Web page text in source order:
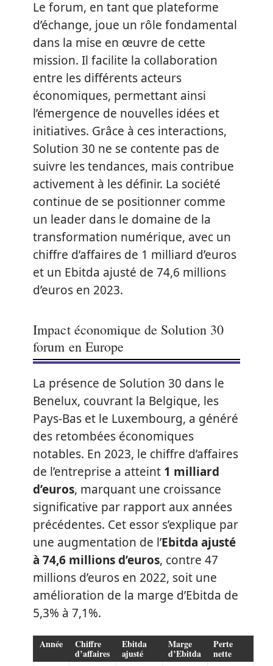
Le forum, en tant que plateforme
d’échange, joue un rôle fondamental
dans la mise en œuvre de cette
mission. Il facilite la collaboration
entre les différents acteurs
économiques, permettant ainsi
l’émergence de nouvelles idées et
initiatives. Grâce à ces interactions,
Solution 30 ne se contente pas de
suivre les tendances, mais contribue
activement à les définir. La société
continue de se positionner comme
un leader dans le domaine de la
transformation numérique, avec un
chiffre d’affaires de 1 milliard d’euros
et un Ebitda ajusté de 74,6 millions
d’euros en 2023.
Impact économique de Solution 30
forum en Europe
La présence de Solution 30 dans le
Benelux, couvrant la Belgique, les
Pays-Bas et le Luxembourg, a généré
des retombées économiques
notables. En 2023, le chiffre d’affaires
de l’entreprise a atteint 1 milliard
d’euros, marquant une croissance
significative par rapport aux années
précédentes. Cet essor s’explique par
une augmentation de l’Ebitda ajusté
à 74,6 millions d’euros, contre 47
millions d’euros en 2022, soit une
amélioration de la marge d’Ebitda de
5,3% à 7,1%.
Année Chiffre
d’affaires
Ebitda
ajusté
Marge
d’Ebitda
Perte
nette